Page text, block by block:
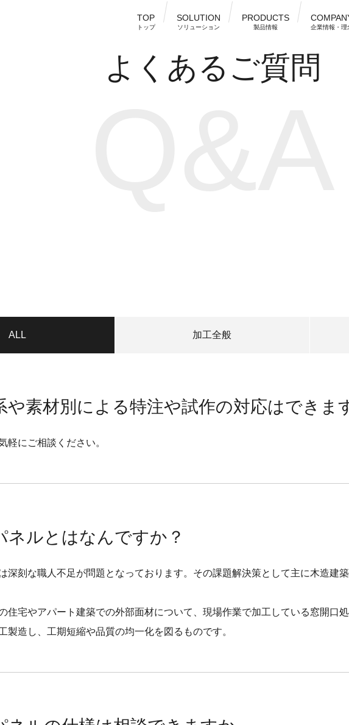
TOP
トップ
SOLUTION
ソリューション
PRODUCTS
製品情報 企業情報・理
よくあるご質問
ALL 加工全般
や素材別による特注や試作の対応はできま
軽にご相談ください。
ネルとはなんですか？
深刻な職人不足が問題となっております。その課題解決策として主に木造建
住宅やアパート建築での外部面材について、現場作業で加工している窓開口
製造し、工期短縮や品質の均一化を図るものです。